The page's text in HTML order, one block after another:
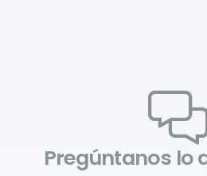
Pregúntanos lo